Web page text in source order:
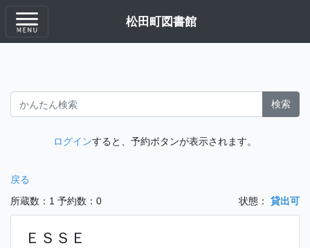
松田町図書館
検索
ログインすると、予約ボタンが表示されます。
戻る
所蔵数：1 予約数：0 状態： 貸出可
ＥＳＳＥ